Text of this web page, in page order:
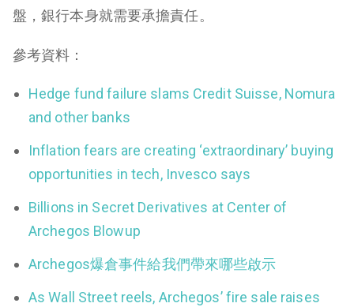
盤，銀行本身就需要承擔責任。
參考資料：
Hedge fund failure slams Credit Suisse, Nomura
and other banks
Inflation fears are creating ‘extraordinary’ buying
opportunities in tech, Invesco says
Billions in Secret Derivatives at Center of
Archegos Blowup
Archegos爆倉事件給我們帶來哪些啟示
As Wall Street reels, Archegos’ fire sale raises